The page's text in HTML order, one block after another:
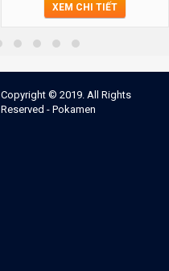
XEM CHI TIẾT
Copyright © 2019. All Rights
Reserved - Pokamen